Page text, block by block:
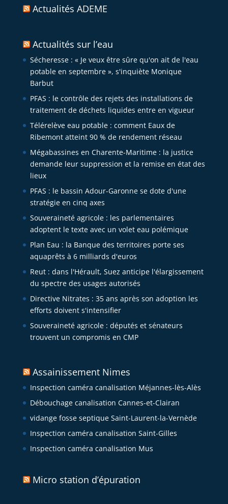
Actualités ADEME
Actualités sur l’eau
Sécheresse : « Je veux être sûre qu'on ait de l'eau
potable en septembre », s'inquiète Monique
Barbut
PFAS : le contrôle des rejets des installations de
traitement de déchets liquides entre en vigueur
Télérelève eau potable : comment Eaux de
Ribemont atteint 90 % de rendement réseau
Mégabassines en Charente-Maritime : la justice
demande leur suppression et la remise en état des
lieux
PFAS : le bassin Adour-Garonne se dote d'une
stratégie en cinq axes
Souveraineté agricole : les parlementaires
adoptent le texte avec un volet eau polémique
Plan Eau : la Banque des territoires porte ses
aquaprêts à 6 milliards d'euros
Reut : dans l'Hérault, Suez anticipe l'élargissement
du spectre des usages autorisés
Directive Nitrates : 35 ans après son adoption les
efforts doivent s'intensifier
Souveraineté agricole : députés et sénateurs
trouvent un compromis en CMP
Assainissement Nimes
Inspection caméra canalisation Méjannes-lès-Alès
Débouchage canalisation Cannes-et-Clairan
vidange fosse septique Saint-Laurent-la-Vernède
Inspection caméra canalisation Saint-Gilles
Inspection caméra canalisation Mus
Micro station d’épuration